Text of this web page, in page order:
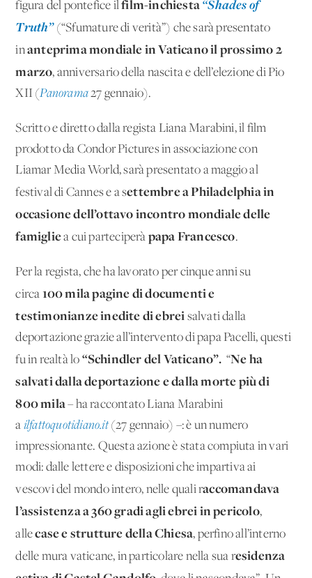
figura del pontefice ilfilm-inchiesta“Shades of
Truth” (“Sfumature di verità”) che sarà presentato
inanteprima mondiale in Vaticano il prossimo 2
marzo, anniversario della nascita e dell’elezione di Pio
XII (Panorama27 gennaio).
Scritto e diretto dalla regista Liana Marabini, il film
prodotto da Condor Pictures in associazione con
Liamar Media World, sarà presentato a maggio al
festival di Cannes e a settembre a Philadelphia in
occasione dell’ottavo incontro mondiale delle
famigliea cui parteciperà papa Francesco.
Per la regista, che ha lavorato per cinque anni su
circa 100 mila pagine di documenti e
testimonianze inedite di ebrei salvati dalla
deportazione grazie all’intervento di papa Pacelli, questi
fu in realtà lo “Schindler del Vaticano”. “Ne ha
salvati dalla deportazione e dalla morte più di
800 mila– ha raccontato Liana Marabini
a ilfattoquotidiano.it(27 gennaio) –: è un numero
impressionante. Questa azione è stata compiuta in vari
modi: dalle lettere e disposizioni che impartiva ai
vescovi del mondo intero, nelle quali raccomandava
l’assistenza a 360 gradi agli ebrei in pericolo,
allecase e strutture della Chiesa, perfino all’interno
delle mura vaticane, in particolare nella sua residenza